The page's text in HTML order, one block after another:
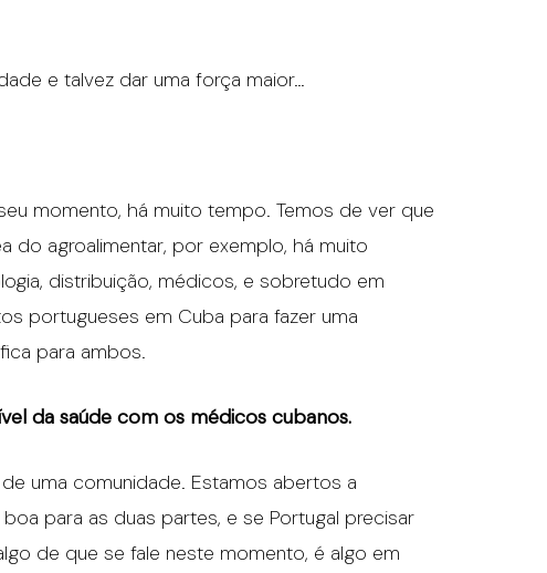
e talvez dar uma força maior…
momento, há muito tempo. Temos de ver que
do agroalimentar, por exemplo, há muito
distribuição, médicos, e sobretudo em
portugueses em Cuba para fazer uma
para ambos.
da saúde com os médicos cubanos.
uma comunidade. Estamos abertos a
para as duas partes, e se Portugal precisar
de que se fale neste momento, é algo em